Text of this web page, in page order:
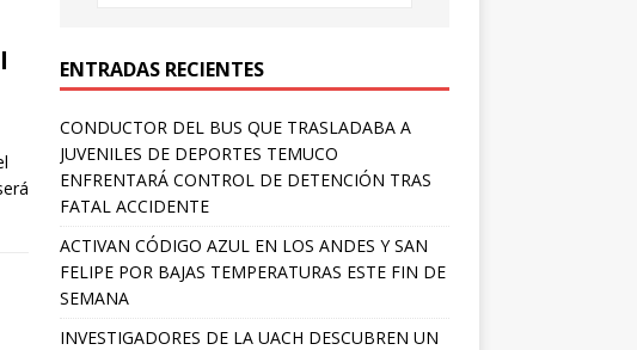
ENTRADAS RECIENTES
CONDUCTOR DEL BUS QUE TRASLADABA A
JUVENILES DE DEPORTES TEMUCO
ENFRENTARÁ CONTROL DE DETENCIÓN TRAS
FATAL ACCIDENTE
ACTIVAN CÓDIGO AZUL EN LOS ANDES Y SAN
FELIPE POR BAJAS TEMPERATURAS ESTE FIN DE
SEMANA
INVESTIGADORES DE LA UACH DESCUBREN UN